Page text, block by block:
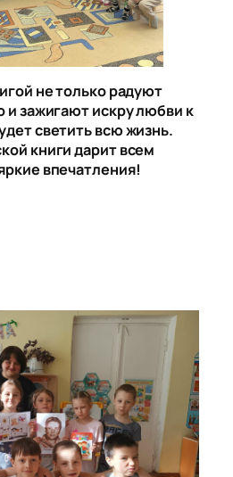
не только радуют
и зажигают искру любви к
светить всю жизнь.
книги дарит всем
впечатления!